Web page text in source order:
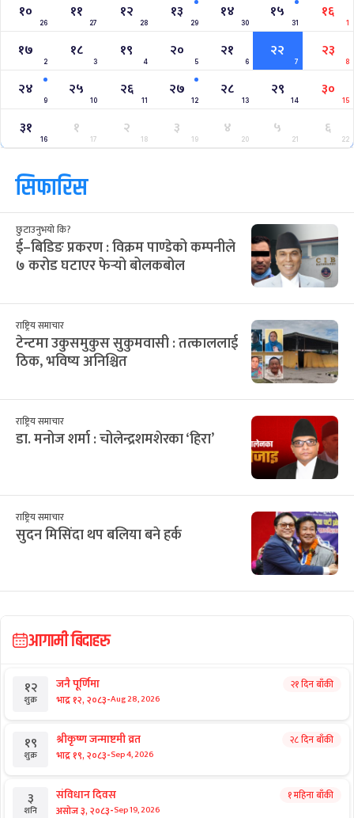
१०
26
११
27
१२
28
१३
29
१४
30
१५
31
१६
1
१७
2
१८
3
१९
4
२०
5
२१
6
२२
7
२३
8
२४
9
२५
10
२६
11
२७
12
२८
13
२९
14
३०
15
३१
16
१
17
२
18
३
19
४
20
५
21
६
22
सिफारिस
छुटाउनुभयो कि?
ई–बिडिङ प्रकरण : विक्रम पाण्डेको कम्पनीले
७ करोड घटाएर फेर्‍यो बोलकबोल
राष्ट्रिय समाचार
टेन्टमा उकुसमुकुस सुकुमवासी : तत्काललाई
ठिक, भविष्य अनिश्चित
राष्ट्रिय समाचार
डा. मनोज शर्मा : चोलेन्द्रशमशेरका ‘हिरा’
राष्ट्रिय समाचार
सुदन मिसिंदा थप बलिया बने हर्क
आगामी बिदाहरु
१२
शुक्र
जनै पूर्णिमा
भाद्र १२, २०८३-Aug 28, 2026
२१ दिन बाँकी
१९
शुक्र
श्रीकृष्ण जन्माष्टमी व्रत
भाद्र १९, २०८३-Sep 4, 2026
२८ दिन बाँकी
३
शनि
संविधान दिवस
असोज ३, २०८३-Sep 19, 2026
१ महिना बाँकी